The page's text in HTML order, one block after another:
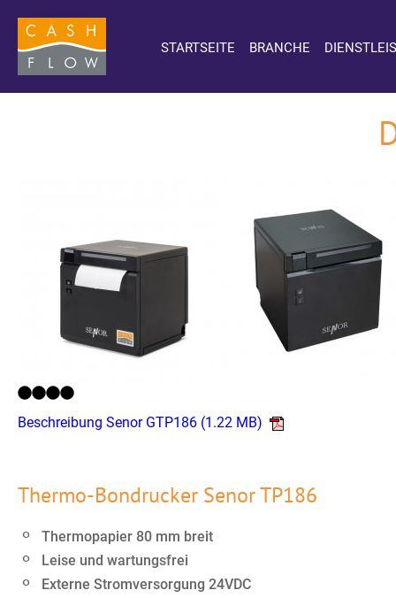
STARTSEITE BRANCHE
Thermo-Bondrucker Senor TP186
Thermopapier 80 mm breit
Leise und wartungsfrei
Externe Stromversorgung 24VDC
Beschreibung Senor GTP186 (1.22 MB)